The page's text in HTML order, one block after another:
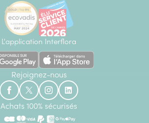
L'application Interflora
Rejoignez-nous
Achats 100% sécurisés